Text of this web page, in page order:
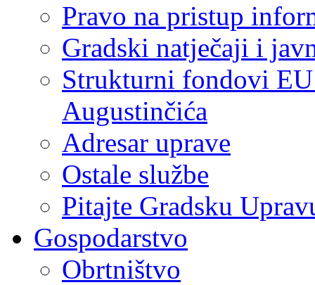
Pravo na pristup
Gradski natječaji i
Strukturni fondovi
Augustinčića
Adresar uprave
Ostale službe
Pitajte Gradsku
Gospodarstvo
Obrtništvo